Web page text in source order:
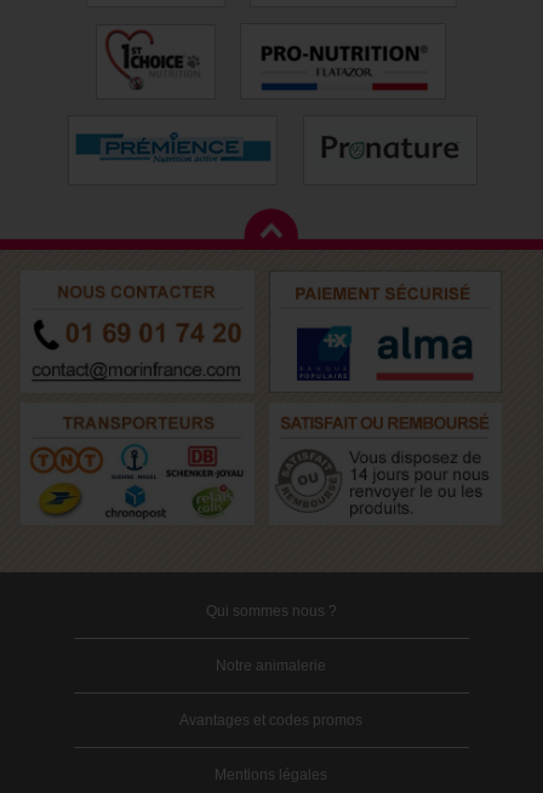
Qui sommes nous ?
Notre animalerie
Avantages et codes promos
Mentions légales